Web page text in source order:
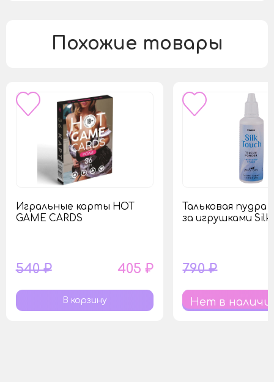
Похожие товары
Игральные карты HOT
GAME CARDS
540 ₽ 405 ₽
Тальковая пудра
за игрушками Silk
790 ₽
Нет в